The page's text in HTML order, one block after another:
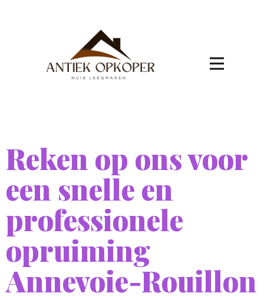
Reken op ons voor
een snelle en
professionele
opruiming
Annevoie-Rouillon